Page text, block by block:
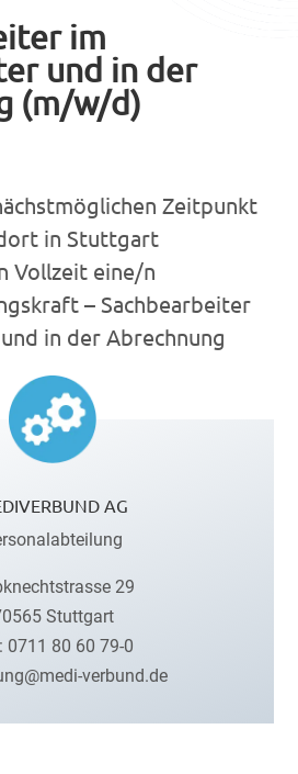
im
und in der
(m/w/d)
Zeitpunkt
in Stuttgart
Vollzeit eine/n
– Sachbearbeiter
in der Abrechnung
AG
29
Stuttgart
0711 80 60 79-0
verbund.de